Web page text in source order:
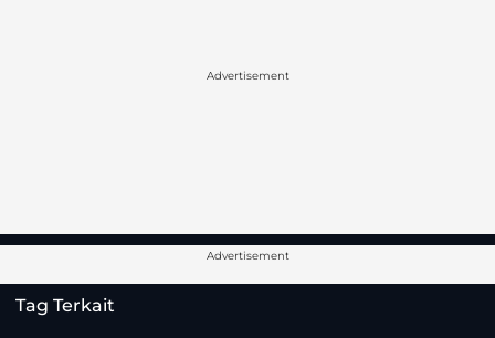
Advertisement
Advertisement
Tag Terkait